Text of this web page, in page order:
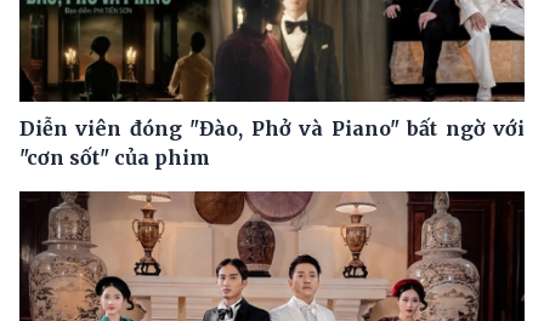
Diễn viên đóng "Đào, Phở và Piano" bất ngờ với
"cơn sốt" của phim